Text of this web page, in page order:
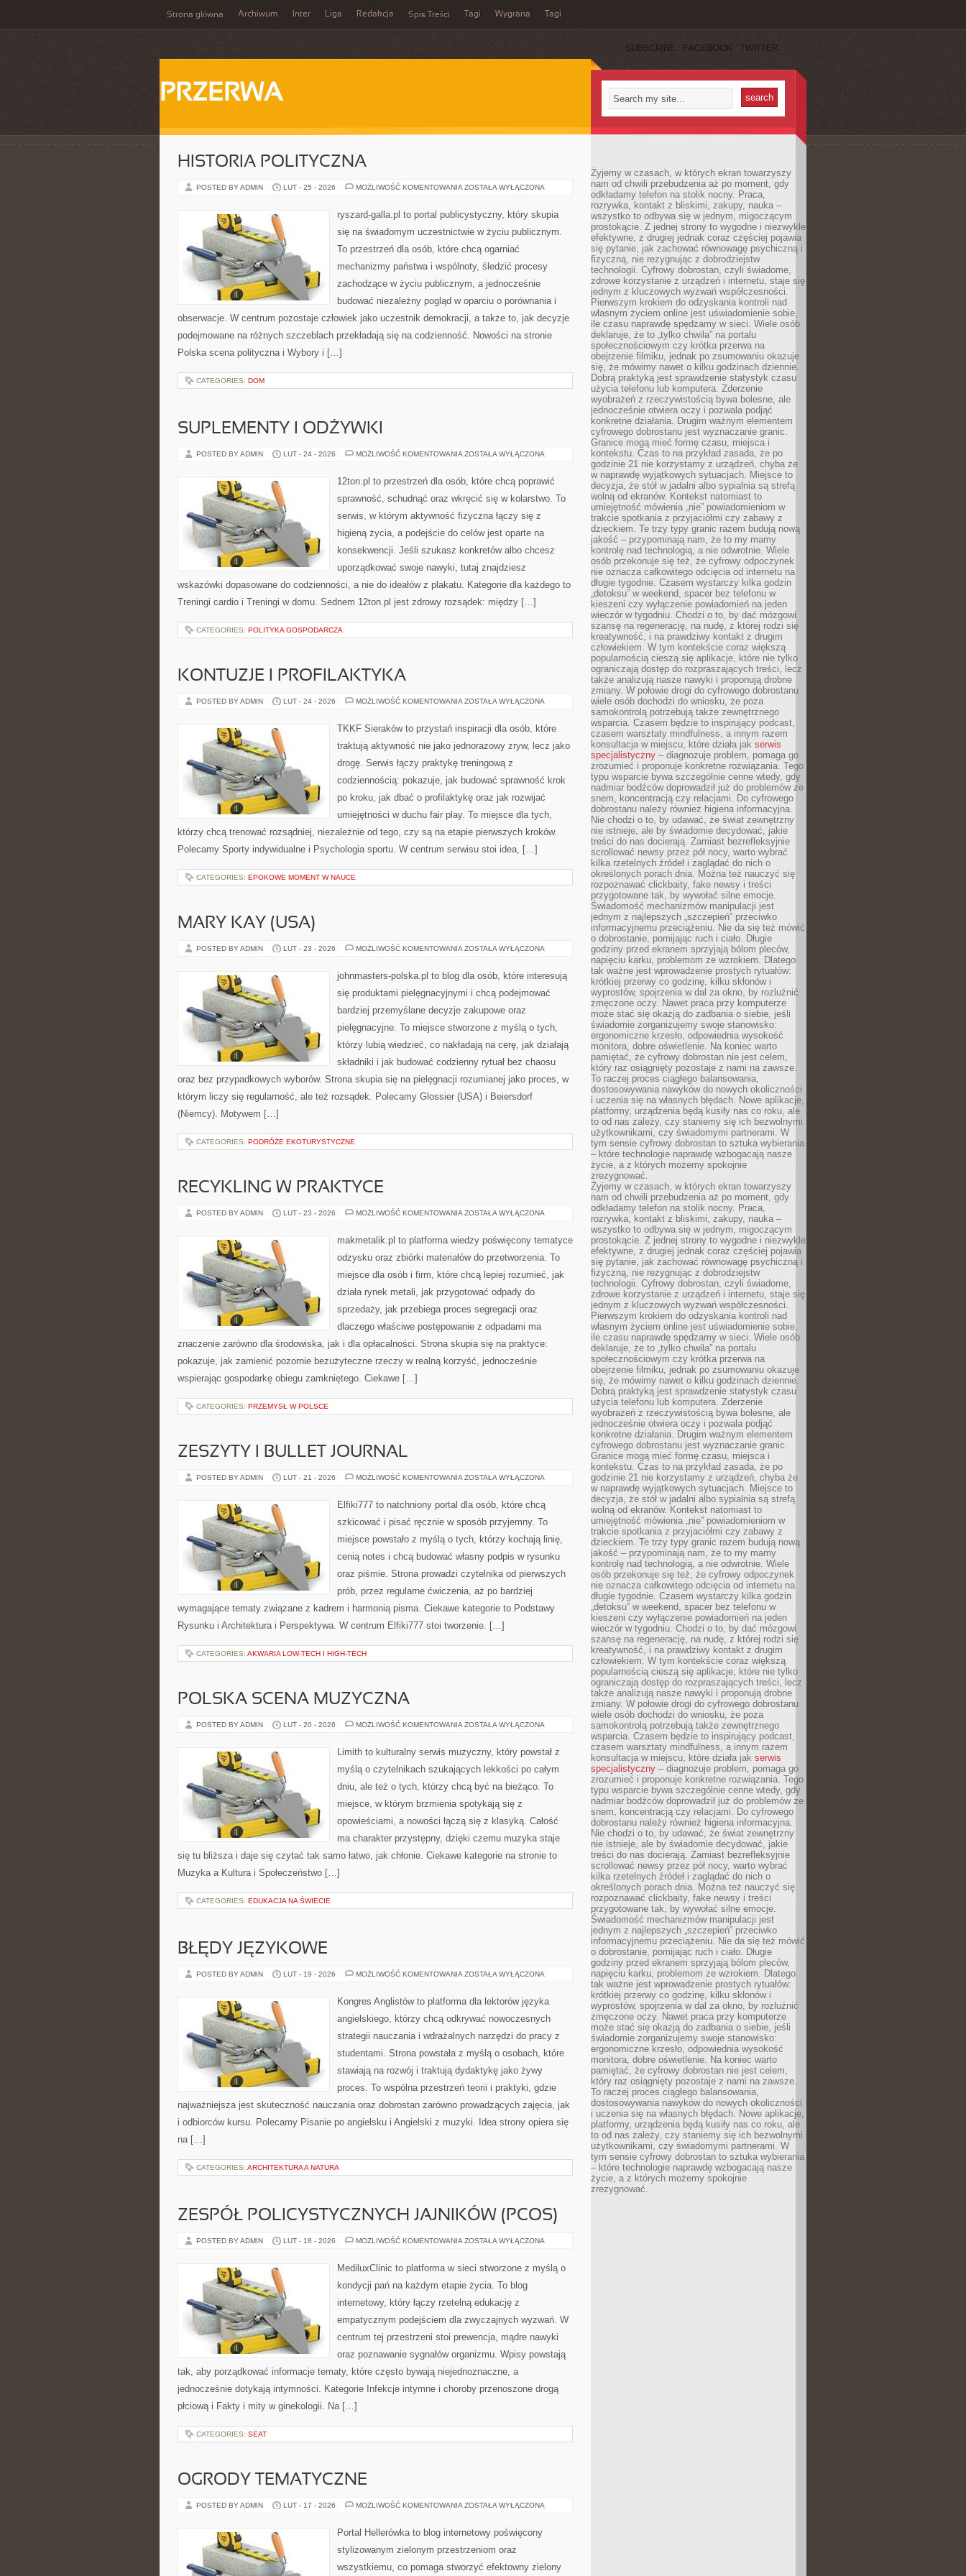
Strona główna Archiwum Inter Liga Redakcja Spis Treści Tagi Wygrana Tagi
SUBSCRIBE FACEBOOK TWITTER
PRZERWA
HISTORIA POLITYCZNA
POSTED BY ADMIN LUT - 25 - 2026 MOŻLIWOŚĆ KOMENTOWANIA HISTORIA
ZOSTAŁA WYŁĄCZONA
ryszard-galla.pl to portal publicystyczny, który skupia
się na świadomym uczestnictwie w życiu publicznym.
To przestrzeń dla osób, które chcą ogarniać
mechanizmy państwa i wspólnoty, śledzić procesy
zachodzące w życiu publicznym, a jednocześnie
budować niezależny pogląd w oparciu o porównania i
obserwacje. W centrum pozostaje człowiek jako uczestnik demokracji, a także to, jak decyzje
podejmowane na różnych szczeblach przekładają się na codzienność. Nowości na stronie
Polska scena polityczna i Wybory i […]
CATEGORIES: DOM
SUPLEMENTY I ODŻYWKI
POSTED BY ADMIN LUT - 24 - 2026 MOŻLIWOŚĆ KOMENTOWANIA SUPLEMENTY
ZOSTAŁA WYŁĄCZONA
12ton.pl to przestrzeń dla osób, które chcą poprawić
sprawność, schudnąć oraz wkręcić się w kolarstwo. To
serwis, w którym aktywność fizyczna łączy się z
higieną życia, a podejście do celów jest oparte na
konsekwencji. Jeśli szukasz konkretów albo chcesz
uporządkować swoje nawyki, tutaj znajdziesz
wskazówki dopasowane do codzienności, a nie do ideałów z plakatu. Kategorie dla każdego to
Treningi cardio i Treningi w domu. Sednem 12ton.pl jest zdrowy rozsądek: między […]
CATEGORIES: POLITYKA GOSPODARCZA
KONTUZJE I PROFILAKTYKA
POSTED BY ADMIN LUT - 24 - 2026 MOŻLIWOŚĆ KOMENTOWANIA KONTUZJE
ZOSTAŁA WYŁĄCZONA
TKKF Sieraków to przystań inspiracji dla osób, które
traktują aktywność nie jako jednorazowy zryw, lecz jako
drogę. Serwis łączy praktykę treningową z
codziennością: pokazuje, jak budować sprawność krok
po kroku, jak dbać o profilaktykę oraz jak rozwijać
umiejętności w duchu fair play. To miejsce dla tych,
którzy chcą trenować rozsądniej, niezależnie od tego, czy są na etapie pierwszych kroków.
Polecamy Sporty indywidualne i Psychologia sportu. W centrum serwisu stoi idea, […]
CATEGORIES: EPOKOWE MOMENT W NAUCE
MARY KAY (USA)
POSTED BY ADMIN LUT - 23 - 2026 MOŻLIWOŚĆ KOMENTOWANIA MARY
ZOSTAŁA WYŁĄCZONA
johnmasters-polska.pl to blog dla osób, które interesują
się produktami pielęgnacyjnymi i chcą podejmować
bardziej przemyślane decyzje zakupowe oraz
pielęgnacyjne. To miejsce stworzone z myślą o tych,
którzy lubią wiedzieć, co nakładają na cerę, jak działają
składniki i jak budować codzienny rytuał bez chaosu
oraz bez przypadkowych wyborów. Strona skupia się na pielęgnacji rozumianej jako proces, w
którym liczy się regularność, ale też rozsądek. Polecamy Glossier (USA) i Beiersdorf
(Niemcy). Motywem […]
CATEGORIES: PODRÓŻE EKOTURYSTYCZNE
RECYKLING W PRAKTYCE
POSTED BY ADMIN LUT - 23 - 2026 MOŻLIWOŚĆ KOMENTOWANIA RECYKLING
ZOSTAŁA WYŁĄCZONA
makmetalik.pl to platforma wiedzy poświęcony tematyce
odzysku oraz zbiórki materiałów do przetworzenia. To
miejsce dla osób i firm, które chcą lepiej rozumieć, jak
działa rynek metali, jak przygotować odpady do
sprzedaży, jak przebiega proces segregacji oraz
dlaczego właściwe postępowanie z odpadami ma
znaczenie zarówno dla środowiska, jak i dla opłacalności. Strona skupia się na praktyce:
pokazuje, jak zamienić pozornie bezużyteczne rzeczy w realną korzyść, jednocześnie
wspierając gospodarkę obiegu zamkniętego. Ciekawe […]
CATEGORIES: PRZEMYSŁ W POLSCE
ZESZYTY I BULLET JOURNAL
POSTED BY ADMIN LUT - 21 - 2026 MOŻLIWOŚĆ KOMENTOWANIA ZESZYTY
JOURNAL
ZOSTAŁA WYŁĄCZONA
Elfiki777 to natchniony portal dla osób, które chcą
szkicować i pisać ręcznie w sposób przyjemny. To
miejsce powstało z myślą o tych, którzy kochają linię,
cenią notes i chcą budować własny podpis w rysunku
oraz piśmie. Strona prowadzi czytelnika od pierwszych
prób, przez regularne ćwiczenia, aż po bardziej
wymagające tematy związane z kadrem i harmonią pisma. Ciekawe kategorie to Podstawy
Rysunku i Architektura i Perspektywa. W centrum Elfiki777 stoi tworzenie. […]
CATEGORIES: AKWARIA LOW-TECH I HIGH-TECH
POLSKA SCENA MUZYCZNA
POSTED BY ADMIN LUT - 20 - 2026 MOŻLIWOŚĆ KOMENTOWANIA POLSKA
ZOSTAŁA WYŁĄCZONA
Limith to kulturalny serwis muzyczny, który powstał z
myślą o czytelnikach szukających lekkości po całym
dniu, ale też o tych, którzy chcą być na bieżąco. To
miejsce, w którym brzmienia spotykają się z
opowieściami, a nowości łączą się z klasyką. Całość
ma charakter przystępny, dzięki czemu muzyka staje
się tu bliższa i daje się czytać tak samo łatwo, jak chłonie. Ciekawe kategorie na stronie to
Muzyka a Kultura i Społeczeństwo […]
CATEGORIES: EDUKACJA NA ŚWIECIE
BŁĘDY JĘZYKOWE
POSTED BY ADMIN LUT - 19 - 2026 MOŻLIWOŚĆ KOMENTOWANIA BŁĘDY
ZOSTAŁA WYŁĄCZONA
Kongres Anglistów to platforma dla lektorów języka
angielskiego, którzy chcą odkrywać nowoczesnych
strategii nauczania i wdrażalnych narzędzi do pracy z
studentami. Strona powstała z myślą o osobach, które
stawiają na rozwój i traktują dydaktykę jako żywy
proces. To wspólna przestrzeń teorii i praktyki, gdzie
najważniejsza jest skuteczność nauczania oraz dobrostan zarówno prowadzących zajęcia, jak
i odbiorców kursu. Polecamy Pisanie po angielsku i Angielski z muzyki. Idea strony opiera się
na […]
CATEGORIES: ARCHITEKTURA A NATURA
ZESPÓŁ POLICYSTYCZNYCH JAJNIKÓW (PCOS)
POSTED BY ADMIN LUT - 18 - 2026 MOŻLIWOŚĆ KOMENTOWANIA ZESPÓŁ
(PCOS)
ZOSTAŁA WYŁĄCZONA
MediluxClinic to platforma w sieci stworzone z myślą o
kondycji pań na każdym etapie życia. To blog
internetowy, który łączy rzetelną edukację z
empatycznym podejściem dla zwyczajnych wyzwań. W
centrum tej przestrzeni stoi prewencja, mądre nawyki
oraz poznawanie sygnałów organizmu. Wpisy powstają
tak, aby porządkować informacje tematy, które często bywają niejednoznaczne, a
jednocześnie dotykają intymności. Kategorie Infekcje intymne i choroby przenoszone drogą
płciową i Fakty i mity w ginekologii. Na […]
CATEGORIES: SEAT
OGRODY TEMATYCZNE
POSTED BY ADMIN LUT - 17 - 2026 MOŻLIWOŚĆ KOMENTOWANIA OGRODY
ZOSTAŁA WYŁĄCZONA
Portal Hellerówka to blog internetowy poświęcony
stylizowanym zielonym przestrzeniom oraz
wszystkiemu, co pomaga stworzyć efektowny zielony
Żyjemy w czasach, w których ekran towarzyszy
nam od chwili przebudzenia aż po moment, gdy
odkładamy telefon na stolik nocny. Praca,
rozrywka, kontakt z bliskimi, zakupy, nauka –
wszystko to odbywa się w jednym, migoczącym
prostokącie. Z jednej strony to wygodne i niezwykle
efektywne, z drugiej jednak coraz częściej pojawia
się pytanie, jak zachować równowagę psychiczną i
fizyczną, nie rezygnując z dobrodziejstw
technologii. Cyfrowy dobrostan, czyli świadome,
zdrowe korzystanie z urządzeń i internetu, staje się
jednym z kluczowych wyzwań współczesności.
Pierwszym krokiem do odzyskania kontroli nad
własnym życiem online jest uświadomienie sobie,
ile czasu naprawdę spędzamy w sieci. Wiele osób
deklaruje, że to „tylko chwila” na portalu
społecznościowym czy krótka przerwa na
obejrzenie filmiku, jednak po zsumowaniu okazuje
się, że mówimy nawet o kilku godzinach dziennie.
Dobrą praktyką jest sprawdzenie statystyk czasu
użycia telefonu lub komputera. Zderzenie
wyobrażeń z rzeczywistością bywa bolesne, ale
jednocześnie otwiera oczy i pozwala podjąć
konkretne działania. Drugim ważnym elementem
cyfrowego dobrostanu jest wyznaczanie granic.
Granice mogą mieć formę czasu, miejsca i
kontekstu. Czas to na przykład zasada, że po
godzinie 21 nie korzystamy z urządzeń, chyba że
w naprawdę wyjątkowych sytuacjach. Miejsce to
decyzja, że stół w jadalni albo sypialnia są strefą
wolną od ekranów. Kontekst natomiast to
umiejętność mówienia „nie” powiadomieniom w
trakcie spotkania z przyjaciółmi czy zabawy z
dzieckiem. Te trzy typy granic razem budują nową
jakość – przypominają nam, że to my mamy
kontrolę nad technologią, a nie odwrotnie. Wiele
osób przekonuje się też, że cyfrowy odpoczynek
nie oznacza całkowitego odcięcia od internetu na
długie tygodnie. Czasem wystarczy kilka godzin
„detoksu” w weekend, spacer bez telefonu w
kieszeni czy wyłączenie powiadomień na jeden
wieczór w tygodniu. Chodzi o to, by dać mózgowi
szansę na regenerację, na nudę, z której rodzi się
kreatywność, i na prawdziwy kontakt z drugim
człowiekiem. W tym kontekście coraz większą
popularnością cieszą się aplikacje, które nie tylko
ograniczają dostęp do rozpraszających treści, lecz
także analizują nasze nawyki i proponują drobne
zmiany. W połowie drogi do cyfrowego dobrostanu
wiele osób dochodzi do wniosku, że poza
samokontrolą potrzebują także zewnętrznego
wsparcia. Czasem będzie to inspirujący podcast,
czasem warsztaty mindfulness, a innym razem
konsultacja w miejscu, które działa jak serwis
specjalistyczny – diagnozuje problem, pomaga go
zrozumieć i proponuje konkretne rozwiązania. Tego
typu wsparcie bywa szczególnie cenne wtedy, gdy
nadmiar bodźców doprowadził już do problemów ze
snem, koncentracją czy relacjami. Do cyfrowego
dobrostanu należy również higiena informacyjna.
Nie chodzi o to, by udawać, że świat zewnętrzny
nie istnieje, ale by świadomie decydować, jakie
treści do nas docierają. Zamiast bezrefleksyjnie
scrollować newsy przez pół nocy, warto wybrać
kilka rzetelnych źródeł i zaglądać do nich o
określonych porach dnia. Można też nauczyć się
rozpoznawać clickbaity, fake newsy i treści
przygotowane tak, by wywołać silne emocje.
Świadomość mechanizmów manipulacji jest
jednym z najlepszych „szczepień” przeciwko
informacyjnemu przeciążeniu. Nie da się też mówić
o dobrostanie, pomijając ruch i ciało. Długie
godziny przed ekranem sprzyjają bólom pleców,
napięciu karku, problemom ze wzrokiem. Dlatego
tak ważne jest wprowadzenie prostych rytuałów:
krótkiej przerwy co godzinę, kilku skłonów i
wyprostów, spojrzenia w dal za okno, by rozluźnić
zmęczone oczy. Nawet praca przy komputerze
może stać się okazją do zadbania o siebie, jeśli
świadomie zorganizujemy swoje stanowisko:
ergonomiczne krzesło, odpowiednia wysokość
monitora, dobre oświetlenie. Na koniec warto
pamiętać, że cyfrowy dobrostan nie jest celem,
który raz osiągnięty pozostaje z nami na zawsze.
To raczej proces ciągłego balansowania,
dostosowywania nawyków do nowych okoliczności
i uczenia się na własnych błędach. Nowe aplikacje,
platformy, urządzenia będą kusiły nas co roku, ale
to od nas zależy, czy staniemy się ich bezwolnymi
użytkownikami, czy świadomymi partnerami. W
tym sensie cyfrowy dobrostan to sztuka wybierania
– które technologie naprawdę wzbogacają nasze
życie, a z których możemy spokojnie
zrezygnować.
Żyjemy w czasach, w których ekran towarzyszy
nam od chwili przebudzenia aż po moment, gdy
odkładamy telefon na stolik nocny. Praca,
rozrywka, kontakt z bliskimi, zakupy, nauka –
wszystko to odbywa się w jednym, migoczącym
prostokącie. Z jednej strony to wygodne i niezwykle
efektywne, z drugiej jednak coraz częściej pojawia
się pytanie, jak zachować równowagę psychiczną i
fizyczną, nie rezygnując z dobrodziejstw
technologii. Cyfrowy dobrostan, czyli świadome,
zdrowe korzystanie z urządzeń i internetu, staje się
jednym z kluczowych wyzwań współczesności.
Pierwszym krokiem do odzyskania kontroli nad
własnym życiem online jest uświadomienie sobie,
ile czasu naprawdę spędzamy w sieci. Wiele osób
deklaruje, że to „tylko chwila” na portalu
społecznościowym czy krótka przerwa na
obejrzenie filmiku, jednak po zsumowaniu okazuje
się, że mówimy nawet o kilku godzinach dziennie.
Dobrą praktyką jest sprawdzenie statystyk czasu
użycia telefonu lub komputera. Zderzenie
wyobrażeń z rzeczywistością bywa bolesne, ale
jednocześnie otwiera oczy i pozwala podjąć
konkretne działania. Drugim ważnym elementem
cyfrowego dobrostanu jest wyznaczanie granic.
Granice mogą mieć formę czasu, miejsca i
kontekstu. Czas to na przykład zasada, że po
godzinie 21 nie korzystamy z urządzeń, chyba że
w naprawdę wyjątkowych sytuacjach. Miejsce to
decyzja, że stół w jadalni albo sypialnia są strefą
wolną od ekranów. Kontekst natomiast to
umiejętność mówienia „nie” powiadomieniom w
trakcie spotkania z przyjaciółmi czy zabawy z
dzieckiem. Te trzy typy granic razem budują nową
jakość – przypominają nam, że to my mamy
kontrolę nad technologią, a nie odwrotnie. Wiele
osób przekonuje się też, że cyfrowy odpoczynek
nie oznacza całkowitego odcięcia od internetu na
długie tygodnie. Czasem wystarczy kilka godzin
„detoksu” w weekend, spacer bez telefonu w
kieszeni czy wyłączenie powiadomień na jeden
wieczór w tygodniu. Chodzi o to, by dać mózgowi
szansę na regenerację, na nudę, z której rodzi się
kreatywność, i na prawdziwy kontakt z drugim
człowiekiem. W tym kontekście coraz większą
popularnością cieszą się aplikacje, które nie tylko
ograniczają dostęp do rozpraszających treści, lecz
także analizują nasze nawyki i proponują drobne
zmiany. W połowie drogi do cyfrowego dobrostanu
wiele osób dochodzi do wniosku, że poza
samokontrolą potrzebują także zewnętrznego
wsparcia. Czasem będzie to inspirujący podcast,
czasem warsztaty mindfulness, a innym razem
konsultacja w miejscu, które działa jak serwis
specjalistyczny – diagnozuje problem, pomaga go
zrozumieć i proponuje konkretne rozwiązania. Tego
typu wsparcie bywa szczególnie cenne wtedy, gdy
nadmiar bodźców doprowadził już do problemów ze
snem, koncentracją czy relacjami. Do cyfrowego
dobrostanu należy również higiena informacyjna.
Nie chodzi o to, by udawać, że świat zewnętrzny
nie istnieje, ale by świadomie decydować, jakie
treści do nas docierają. Zamiast bezrefleksyjnie
scrollować newsy przez pół nocy, warto wybrać
kilka rzetelnych źródeł i zaglądać do nich o
określonych porach dnia. Można też nauczyć się
rozpoznawać clickbaity, fake newsy i treści
przygotowane tak, by wywołać silne emocje.
Świadomość mechanizmów manipulacji jest
jednym z najlepszych „szczepień” przeciwko
informacyjnemu przeciążeniu. Nie da się też mówić
o dobrostanie, pomijając ruch i ciało. Długie
godziny przed ekranem sprzyjają bólom pleców,
napięciu karku, problemom ze wzrokiem. Dlatego
tak ważne jest wprowadzenie prostych rytuałów:
krótkiej przerwy co godzinę, kilku skłonów i
wyprostów, spojrzenia w dal za okno, by rozluźnić
zmęczone oczy. Nawet praca przy komputerze
może stać się okazją do zadbania o siebie, jeśli
świadomie zorganizujemy swoje stanowisko:
ergonomiczne krzesło, odpowiednia wysokość
monitora, dobre oświetlenie. Na koniec warto
pamiętać, że cyfrowy dobrostan nie jest celem,
który raz osiągnięty pozostaje z nami na zawsze.
To raczej proces ciągłego balansowania,
dostosowywania nawyków do nowych okoliczności
i uczenia się na własnych błędach. Nowe aplikacje,
platformy, urządzenia będą kusiły nas co roku, ale
to od nas zależy, czy staniemy się ich bezwolnymi
użytkownikami, czy świadomymi partnerami. W
tym sensie cyfrowy dobrostan to sztuka wybierania
– które technologie naprawdę wzbogacają nasze
życie, a z których możemy spokojnie
zrezygnować.